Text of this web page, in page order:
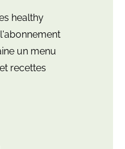
healthy
un menu
recettes